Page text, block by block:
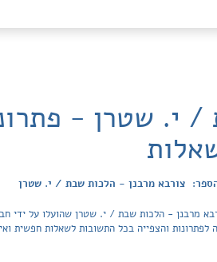
י. שטרן -
צורבא מרבנן - הלכות שבת / י. שטרן
ובתי הספר בישראל ב-47 מקצועות לימוד. הגישה לפתרונות והצפייה בכל